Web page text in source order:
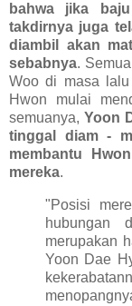
bahwa jika
takdirnya juga
diambil akan
sebabnya.
Woo di masa
Hwon mulai
semuanya, Yoon
tinggal diam -
membantu
mereka.
"Posisi
hubungan
merupakan
Yoon Dae